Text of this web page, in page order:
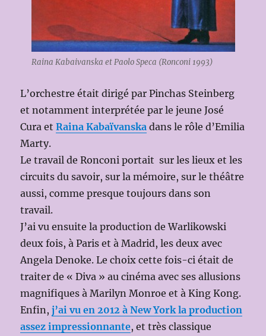
Raina Kabaivanska et Paolo Speca (Ronconi 1993)
L’orchestre était dirigé par Pinchas Steinberg
et notamment interprétée par le jeune José
Cura etRaina Kabaïvanska dans le rôle d’Emilia
Marty.
Le travail de Ronconi portait sur les lieux et les
circuits du savoir, sur la mémoire, sur le théâtre
aussi, comme presque toujours dans son
travail.
J’ai vu ensuite la production de Warlikowski
deux fois, à Paris et à Madrid, les deux avec
Angela Denoke. Le choix cette fois-ci était de
traiter de « Diva » au cinéma avec ses allusions
magnifiques à Marilyn Monroe et à King Kong.
Enfin,j’ai vu en 2012 à New York la production
assez impressionnante, et très classique